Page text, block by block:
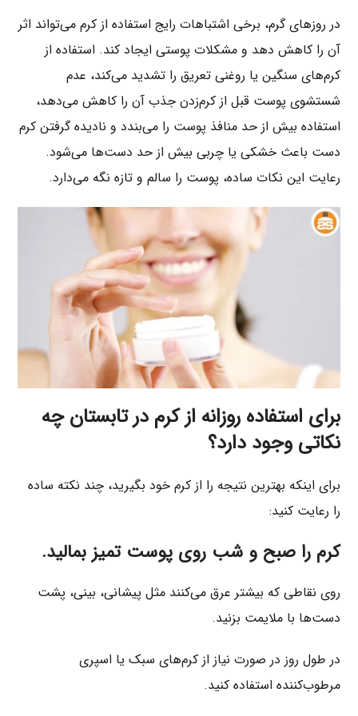
در روزهای گرم، برخی اشتباهات رایج استفاده از کرم می‌تواند اثر
آن را کاهش دهد و مشکلات پوستی ایجاد کند. استفاده از
کرم‌های سنگین یا روغنی تعریق را تشدید می‌کند، عدم
شستشوی پوست قبل از کرم‌زدن جذب آن را کاهش می‌دهد،
استفاده بیش از حد منافذ پوست را می‌بندد و نادیده گرفتن کرم
دست باعث خشکی یا چربی بیش از حد دست‌ها می‌شود.
رعایت این نکات ساده، پوست را سالم و تازه نگه می‌دارد.
برای استفاده روزانه از کرم در تابستان چه
نکاتی وجود دارد؟
برای اینکه بهترین نتیجه را از کرم خود بگیرید، چند نکته ساده
را رعایت کنید:
کرم را صبح و شب روی پوست تمیز بمالید.
روی نقاطی که بیشتر عرق می‌کنند مثل پیشانی، بینی، پشت
دست‌ها با ملایمت بزنید.
در طول روز در صورت نیاز از کرم‌های سبک یا اسپری
مرطوب‌کننده استفاده کنید.